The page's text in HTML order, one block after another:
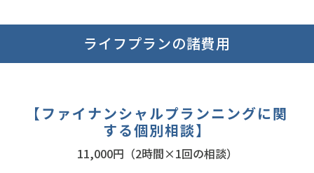
ライフプランの諸費用
【ファイナンシャルプランニングに関
する個別相談】
11,000円（2時間×1回の相談）